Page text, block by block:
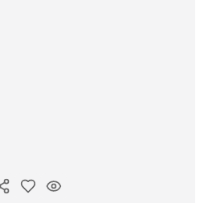
Copiar enlace